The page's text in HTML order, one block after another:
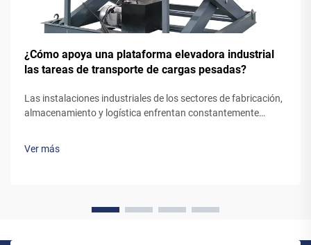
¿Cómo apoya una plataforma elevadora industrial
las tareas de transporte de cargas pesadas?
Las instalaciones industriales de los sectores de fabricación,
almacenamiento y logística enfrentan constantemente
Ver más